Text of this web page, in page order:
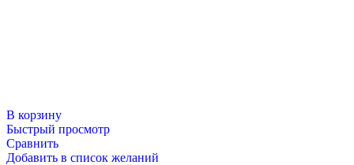
В корзину
Быстрый просмотр
Сравнить
Добавить в список желаний